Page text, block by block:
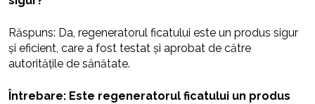
Răspuns: Da, regeneratorul ficatului este un produs sigur
și eficient, care a fost testat și aprobat de către
autoritățile de sănătate.
Întrebare: Este regeneratorul ficatului un produs